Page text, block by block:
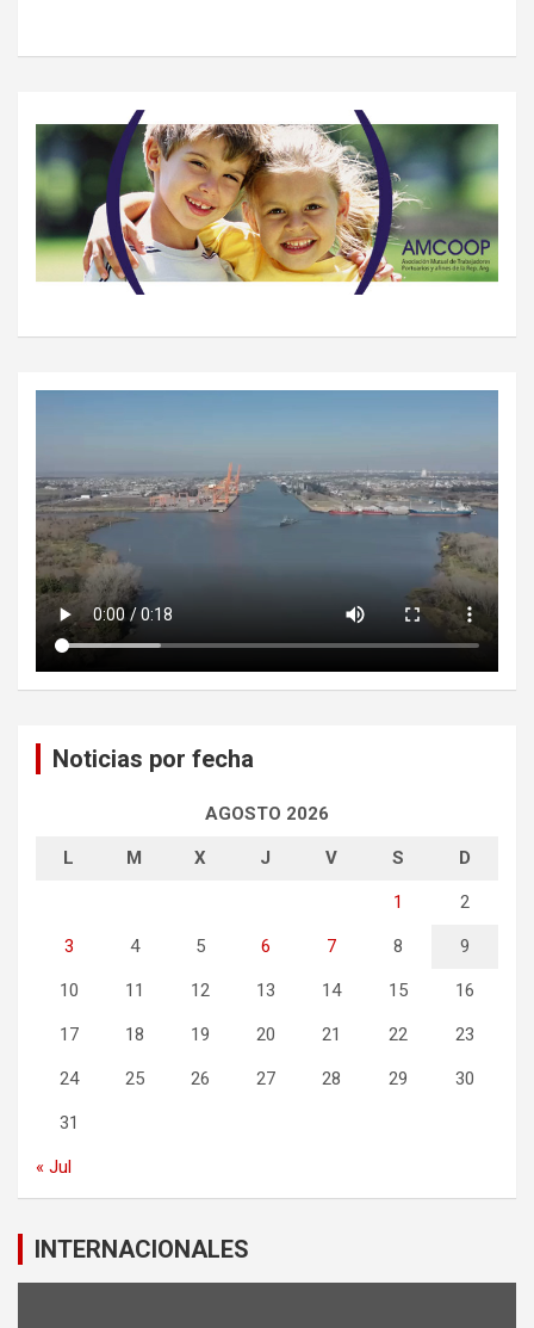
Noticias por fecha
AGOSTO 2026
L M X J V S D
1 2
3 4 5 6 7 8 9
10 11 12 13 14 15 16
17 18 19 20 21 22 23
24 25 26 27 28 29 30
31
« Jul
INTERNACIONALES